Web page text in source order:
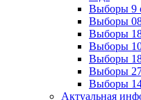
Выборы 9
Выборы 08
Выборы
Выборы 10
Выборы 18
Выборы 27
Выборы 14
Актуальная